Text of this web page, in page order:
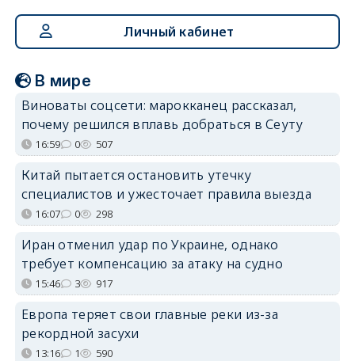
Личный кабинет
В мире
Виноваты соцсети: марокканец рассказал,
почему решился вплавь добраться в Сеуту
16:59 0 507
Китай пытается остановить утечку
специалистов и ужесточает правила выезда
16:07 0 298
Иран отменил удар по Украине, однако
требует компенсацию за атаку на судно
15:46 3 917
Европа теряет свои главные реки из-за
рекордной засухи
13:16 1 590